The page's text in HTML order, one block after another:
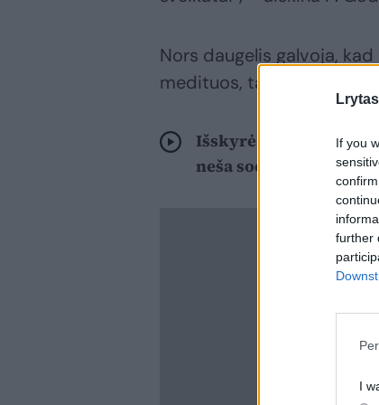
If you
further
I
Nors daugelis galvoja,
medituos, tada nepatirs
Išskyrė karo sukelto
neša socialiniai tinklai